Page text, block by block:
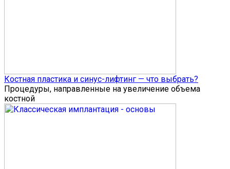
Костная пластика и синус-лифтинг — что выбрать?
Процедуры, направленные на увеличение объема
костной